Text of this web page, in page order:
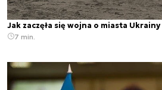
Jak zaczęła się wojna o miasta Ukrainy
7 min.